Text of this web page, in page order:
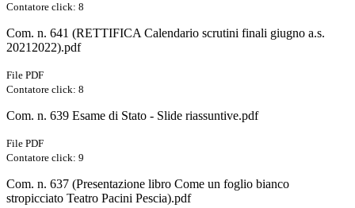
Contatore click: 8
Com. n. 641 (RETTIFICA Calendario scrutini finali giugno a.s.
20212022).pdf
File PDF
Contatore click: 8
Com. n. 639 Esame di Stato - Slide riassuntive.pdf
File PDF
Contatore click: 9
Com. n. 637 (Presentazione libro Come un foglio bianco
stropicciato Teatro Pacini Pescia).pdf